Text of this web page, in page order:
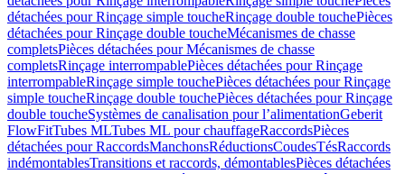
détachées pour Rinçage simple toucheRinçage double touchePièces
détachées pour Rinçage double toucheMécanismes de chasse
completsPièces détachées pour Mécanismes de chasse
completsRinçage interrompablePièces détachées pour Rinçage
interrompableRinçage simple touchePièces détachées pour Rinçage
simple toucheRinçage double touchePièces détachées pour Rinçage
double toucheSystèmes de canalisation pour l’alimentationGeberit
FlowFitTubes MLTubes ML pour chauffageRaccordsPièces
détachées pour RaccordsManchonsRéductionsCoudesTésRaccords
indémontablesTransitions et raccords, démontablesPièces détachées